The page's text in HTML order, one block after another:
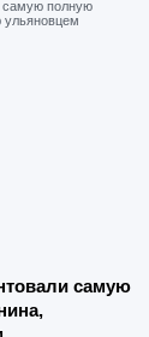
самую